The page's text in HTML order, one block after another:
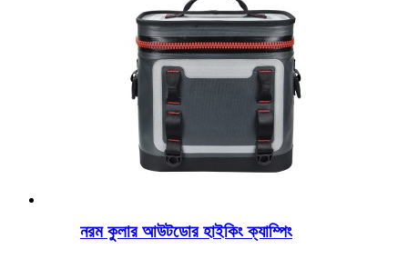
নরম কুলার আউটডোর হাইকিং ক্যাম্পিং